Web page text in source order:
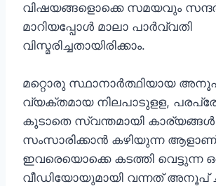
വിഷയങ്ങളൊക്കെ സമയവും
മാറിയപ്പോള്‍ മാലാ പാര്‍വ്വതി
വിസ്മരിച്ചതായിരിക്കാം.
മറ്റൊരു സ്ഥാനാര്‍ത്ഥിയായ
വ്യക്തമായ നിലപാടുളള,
കൂടാതെ സ്വന്തമായി കാര്യങ്ങള്‍
സംസാരിക്കാന്‍ കഴിയുന്ന
ഇവരെയൊക്കെ കടത്തി വെട്ടുന്ന
വീഡിയോയുമായി വന്നത് അനൂപ്